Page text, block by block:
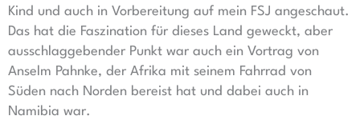
Kind und auch in Vorbereitung auf mein FSJ angeschaut.
Das hat die Faszination für dieses Land geweckt, aber
ausschlaggebender Punkt war auch ein Vortrag von
Anselm Pahnke, der Afrika mit seinem Fahrrad von
Süden nach Norden bereist hat und dabei auch in
Namibia war.